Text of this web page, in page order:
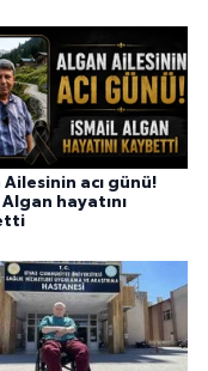
acı günü!
Algan hayatını